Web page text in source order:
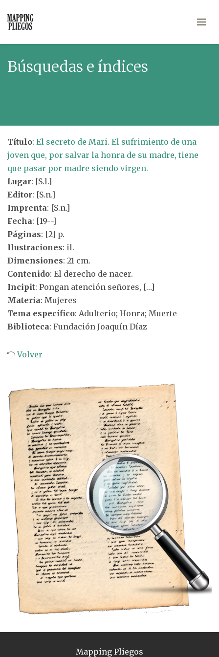
Búsquedas e índices
Título: El secreto de Mari. El sufrimiento de una
joven que, por salvar la honra de su madre, tiene
que pasar por madre siendo virgen.
Lugar: [S.l.]
Editor: [S.n.]
Imprenta: [S.n.]
Fecha: [19--]
Páginas: [2] p.
Ilustraciones: il.
Dimensiones: 21 cm.
Contenido: El derecho de nacer.
Incipit: Pongan atención señores, […]
Materia: Mujeres
Tema específico: Adulterio; Honra; Muerte
Biblioteca: Fundación Joaquín Díaz
Volver
Mapping Pliegos